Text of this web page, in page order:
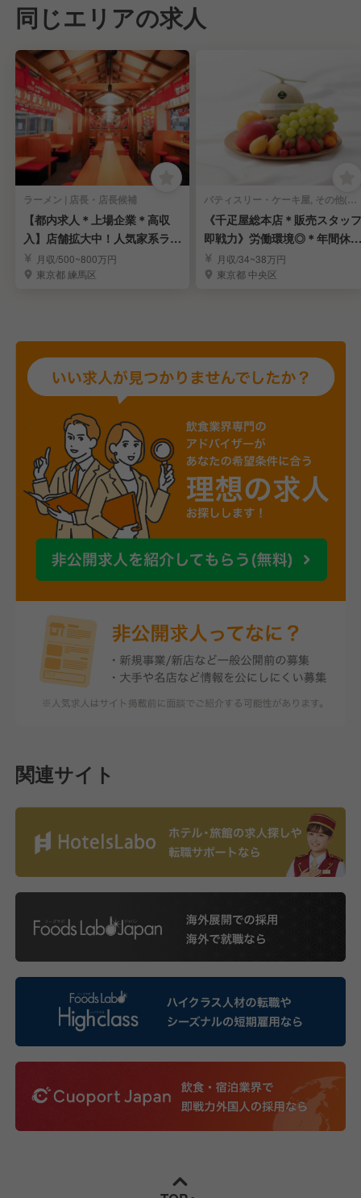
同じエリアの求人
ラーメン | 店長・店長候補
【都内求人＊上場企業＊高収
入】店舗拡大中！人気家系ラー
メン「町田商店」
月収/500~800万円
東京都 練馬区
パティスリー・ケーキ屋, その他(料理ジャンル) | 店長・店長候補
《千疋屋総本店＊販売スタッフ
即戦力》労働環境◎＊年間休1
15日＊賞与年3回
月収/34~38万円
東京都 中央区
関連サイト